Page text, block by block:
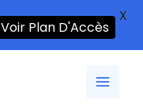
Voir Plan D'Accès
X